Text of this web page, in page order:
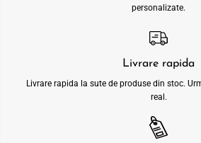
personalizate.
Livrare rapida
Livrare rapida la sute de produse din stoc.
real.